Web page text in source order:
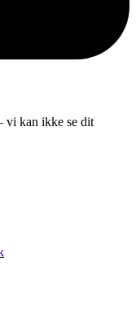
vi kan ikke se dit